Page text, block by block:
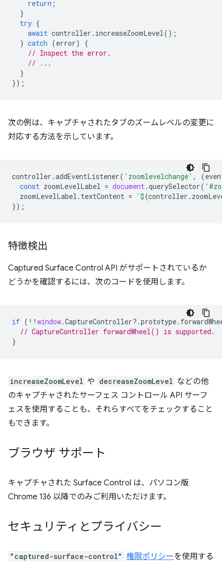
return ;
}
try {
await controller . increaseZoomLevel();
} catch (error)
{
// Inspect the error.
// ...
}
});
次の例は、キャプチャされたタブのズームレベルの変更に
対応する方法を示しています。
controller .addEventListener( 'zoomlevelchange' , (
const zoomLevelLabel = document.querySelector(
zoomLevelLabel . textContent = `${controller .
});
特徴検出
Captured Surface Control API がサポートされているか
どうかを確認するには、次のコードを使用します。
if ( !! window.CaptureController? .prototype.
// CaptureController forwardWheel() is supported.
}
increaseZoomLevel や decreaseZoomLevel などの他
のキャプチャされたサーフェス コントロール API サーフ
ェスを使用することも、それらすべてをチェックすること
もできます。
ブラウザ サポート
キャプチャされた Surface Control は、パソコン版
Chrome 136 以降でのみご利用いただけます。
セキュリティとプライバシー
"captured-surface-control" 権限ポリシーを使用する